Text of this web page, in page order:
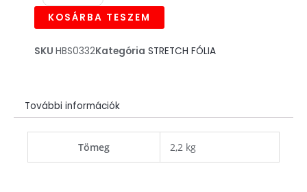
23my
Fekete
KOSÁRBA TESZEM
SKU HBS0332Kategória STRETCH FÓLIA
További információk
Tömeg 2,2 kg